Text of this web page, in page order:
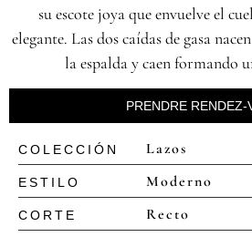
su escote joya que envuelve el
elegante. Las dos caídas de gasa
la espalda y caen formando
PRENDRE RENDEZ-
COLECCIÓN Lazos
ESTILO Moderno
CORTE Recto